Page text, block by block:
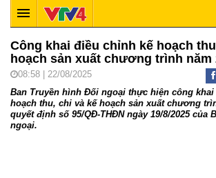
Công khai điều chỉnh kế hoạch
hoạch sản xuất chương trình năm
08:58 | 22/08/2025
Ban Truyền hình Đối ngoại thực hiện công
hoạch thu, chi và kế hoạch sản xuất chương
quyết định số 95/QĐ-THĐN ngày 19/8/2025 của
ngoại.